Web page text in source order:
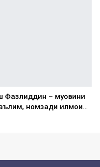
Фазлиддин – муовини
номзади илмҳои…